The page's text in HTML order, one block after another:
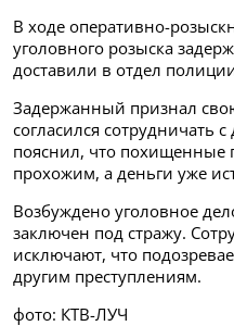
В ходе оперативно-
уголовного розыска
доставили в отдел
Задержанный признал
согласился сотрудничать
пояснил, что похищенные
прохожим, а деньги уже
Возбуждено уголовное
заключен под стражу.
исключают, что
другим преступлениям.
фото: КТВ-ЛУЧ